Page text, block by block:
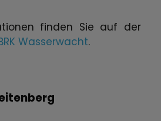
finden Sie auf der
Wasserwacht.